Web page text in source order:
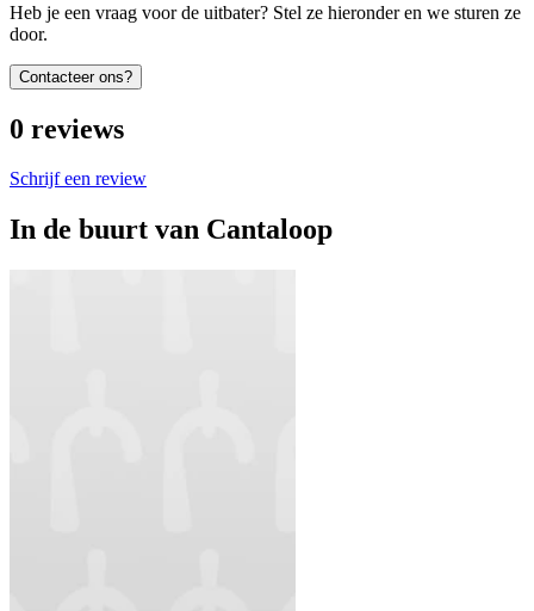
Heb je een vraag voor de uitbater? Stel ze hieronder en we sturen ze
door.
Contacteer ons?
0 reviews
Schrijf een review
In de buurt van Cantaloop